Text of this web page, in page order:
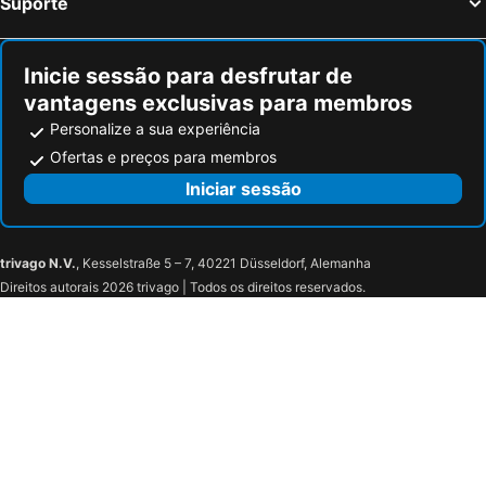
Hotel Splendid
Hôtel Wassim
Menzeh Zalagh City Center
Hotel Sofia
Menzeh Zalagh 2Boutique Hôtel & Sky
Hotel De La Paix
Golden Tulip Tghat F?s
Dar Karaz
Riad Youssef
Résidence Hôtelière Rim Aquatique
Dar Bensouda
Riad El Yacout
Riad Jnane Medina
Chellah Necropolis
Inicie sessão para desfrutar de
vantagens exclusivas para membros
Personalize a sua experiência
Ofertas e preços para membros
Iniciar sessão
trivago N.V., Kesselstraße 5 – 7, 40221 Düsseldorf, Alemanha
Direitos autorais 2026 trivago | Todos os direitos reservados.